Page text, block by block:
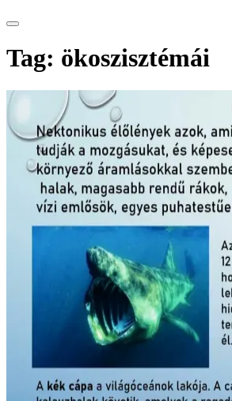
Tag: ökoszisztémái